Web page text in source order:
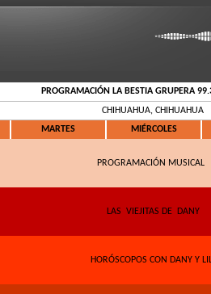
PROGRAMACIÓN LA BESTIA GRUPERA
CHIHUAHUA, CHIHUAHUA
MARTES MIÉRCOLES
PROGRAMACIÓN MUSICAL
LAS VIEJITAS DE DANY
HORÓSCOPOS CON DANY Y